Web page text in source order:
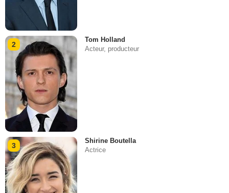
2
Tom Holland
Acteur, producteur
3
Shirine Boutella
Actrice